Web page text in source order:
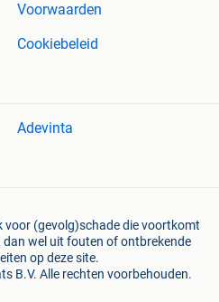
Voorwaarden
Cookiebeleid
Adevinta
voor (gevolg)schade die voortkomt
dan wel uit fouten of ontbrekende
op deze site.
B.V. Alle rechten voorbehouden.